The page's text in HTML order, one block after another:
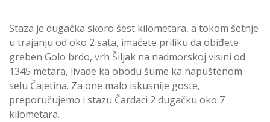
Staza je dugačka skoro šest kilometara, a tokom šetnje
u trajanju od oko 2 sata, imaćete priliku da obiđete
greben Golo brdo, vrh Šiljak na nadmorskoj visini od
1345 metara, livade ka obodu šume ka napuštenom
selu Čajetina. Za one malo iskusnije goste,
preporučujemo i stazu Čardaci 2 dugačku oko 7
kilometara.